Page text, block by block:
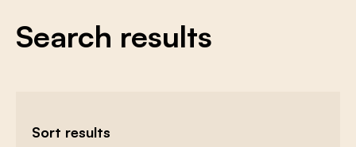
Search results
Sort results